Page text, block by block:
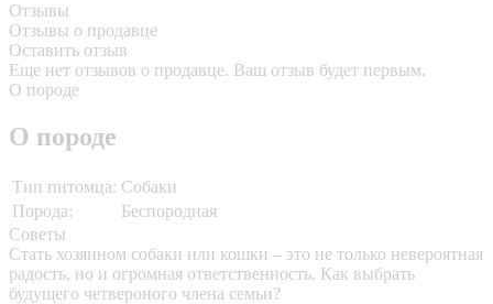
Отзывы
Отзывы о продавце
Оставить отзыв
Еще нет отзывов о продавце. Ваш отзыв будет первым.
О породе
О породе
Тип питомца: Собаки
Порода:
Беспородная
Советы
Стать хозяином собаки или кошки – это не только невероятная
радость, но и огромная ответственность. Как выбрать
будущего четвероного члена семьи?